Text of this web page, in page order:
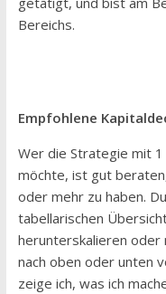
Bereichs.
Empfohlene
Wer die Strategie mit
möchte, ist gut
oder mehr zu haben.
tabellarischen
herunterskalieren oder
nach oben oder unten
zeige ich, was ich